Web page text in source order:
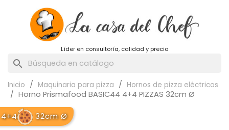
Líder en consultoría, calidad y precio
search
Inicio Maquinaria para pizza Hornos de pizza eléctricos
Horno Prismafood BASIC44 4+4 PIZZAS 32cm Ø
4+4 32cm Ø